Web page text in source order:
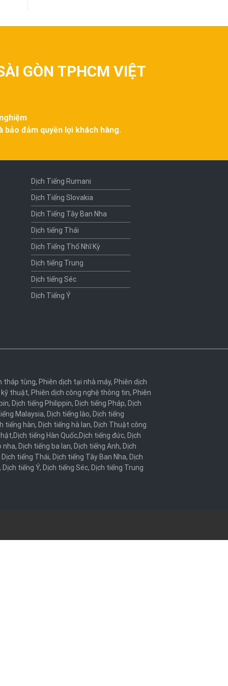
GÒN TPHCM VIỆT
đảm quyền lợi khách hàng.
Dịch Tiếng Rumani
Dịch Tiếng Slovakia
Dịch Tiếng Tây Ban Nha
Dịch tiếng Thái
Dịch Tiếng Thổ Nhĩ Kỳ
Dịch tiếng Trung
Dịch tiếng Séc
Dịch Tiếng Ý
tháp tùng, Phiên dịch tại nhà máy, Phiên dịch
kỹ thuật, Phiên dịch công nghệ thông tin, Phiên
, Dịch tiếng Philippin, Dịch tiếng Pháp, Dịch
Malaysia, Dịch tiếng lào, Dịch tiếng
tiếng hàn, Dịch tiếng hà lan, Dịch Thuật công
,Dịch tiếng Hàn Quốc,Dịch tiếng đức, Dịch
nha, Dịch tiếng ba lan, Dịch tiếng Anh, Dịch
Dịch tiếng Thái, Dịch tiếng Tây Ban Nha, Dịch
, Dịch tiếng Ý, Dịch tiếng Séc, Dịch tiếng Trung